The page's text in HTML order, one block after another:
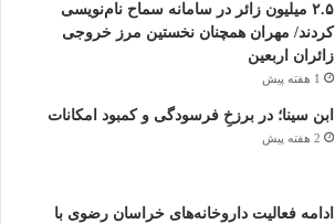
۲.۵ میلیون زائر در سامانه سماح نام‌نویسی
کردند/ مهران همچنان نخستین مرز خروجی
زائران اربعین
1 هفته پیش
ابن سینا؛ در برزخِ فرسودگی و کمبود امکانات
2 هفته پیش
ادامه فعالیت داروخانه‌های خراسان رضوی با